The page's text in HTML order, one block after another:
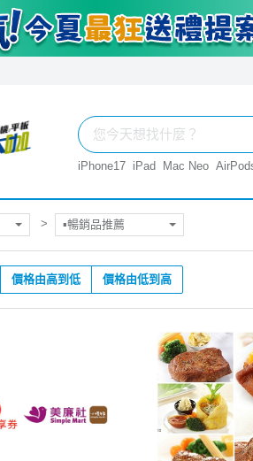
iPhone17 iPad Mac Neo
▪︎暢銷品推薦
價格由高到低 價格由低到高